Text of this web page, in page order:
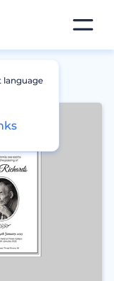
language